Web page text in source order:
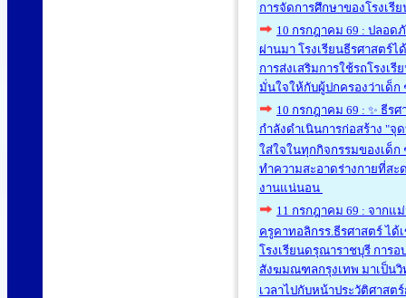
การจัดการศึกษาของโรงเ
10 กรกฎาคม 69 : ปลอด
ผ่านมา โรงเรียนธีรศาสตร์
การส่งเสริมการใช้รถโรงเ
มั่นใจให้กับผู้ปกครองว่าเด็ก
10 กรกฎาคม 69 : ✨ ธี
กำลังดำเนินการก่อสร้าง "จุ
ใส่ใจในทุกกิจกรรมของเด็ก
ทำความสะอาดร่างกายที่สะ
งานแน่นอน
11 กรกฎาคม 69 : จาก
ครูคาทอลิกรร.ธีรศาสตร์ ไ
โรงเรียนดรุณาราชบุรี การ
สังฆมณฑลกรุงเทพ มาเป็น
เวลาไปกับหน้าประวัติศาสต